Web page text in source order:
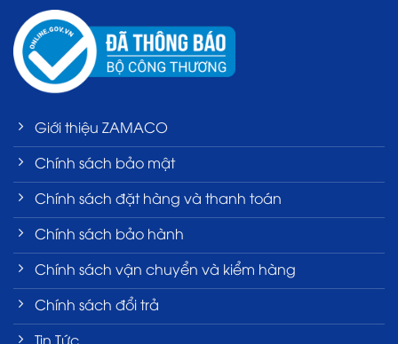
Giới thiệu ZAMACO
Chính sách bảo mật
Chính sách đặt hàng và thanh toán
Chính sách bảo hành
Chính sách vận chuyển và kiểm hàng
Chính sách đổi trả
Tin Tức